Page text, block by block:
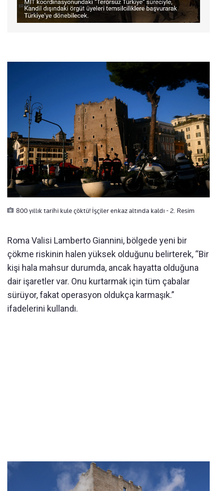
800 yıllık tarihi kule çöktü! İşçiler enkaz altında kaldı - 2. Resim
Roma Valisi Lamberto Giannini, bölgede yeni bir
çökme riskinin halen yüksek olduğunu belirterek, “Bir
kişi hala mahsur durumda, ancak hayatta olduğuna
dair işaretler var. Onu kurtarmak için tüm çabalar
sürüyor, fakat operasyon oldukça karmaşık.”
ifadelerini kullandı.